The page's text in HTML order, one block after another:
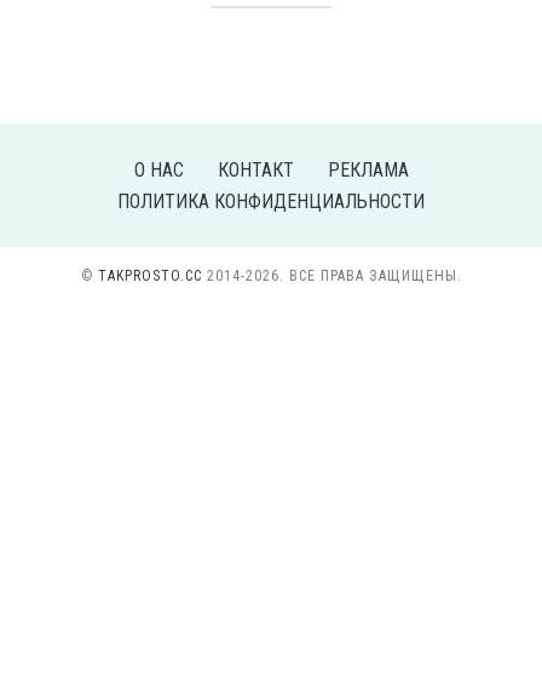
О НАС КОНТАКТ
РЕКЛАМА
ПОЛИТИКА КОНФИДЕНЦИАЛЬНОСТИ
© TAKPROSTO.CC 2014-2026. ВСЕ ПРАВА ЗАЩИЩЕНЫ.